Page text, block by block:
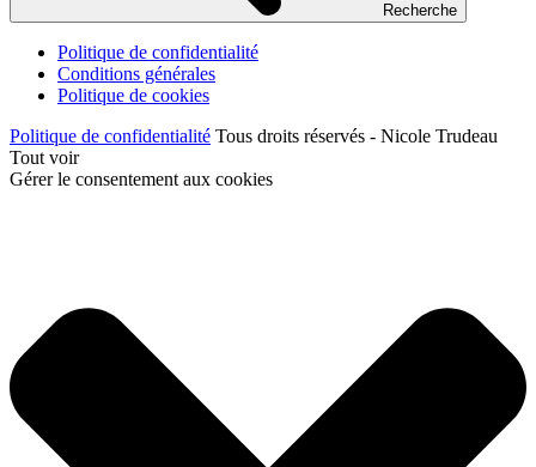
Recherche
Politique de confidentialité
Conditions générales
Politique de cookies
Politique de confidentialité Tous droits réservés - Nicole Trudeau
Tout voir
Gérer le consentement aux cookies